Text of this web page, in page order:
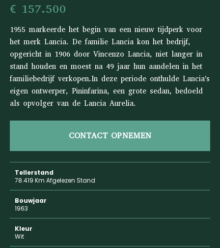
€ 157.500
1955 markeerde het begin van een nieuw tijdperk voor
het merk Lancia. De familie Lancia kon het bedrijf,
opgericht in 1906 door Vincenzo Lancia, niet langer in
stand houden en moest na 49 jaar hun aandelen in het
familiebedrijf verkopen.In deze periode onthulde Lancia's
eigen ontwerper, Pininfarina, een grote sedan, bedoeld
als opvolger van de Lancia Aurelia.
CONTACT OPNEMEN
Tellerstand
78.419 Km Afgelezen Stand
Bouwjaar
1963
Kleur
Wit